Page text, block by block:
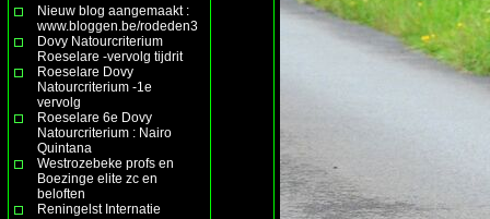
Nieuw blog aangemaakt :
www.bloggen.be/rodeden3
Dovy Natourcriterium
Roeselare -vervolg tijdrit
Roeselare Dovy
Natourcriterium -1e
vervolg
Roeselare 6e Dovy
Natourcriterium : Nairo
Quintana
Westrozebeke profs en
Boezinge elite zc en
beloften
Reningelst Internatie